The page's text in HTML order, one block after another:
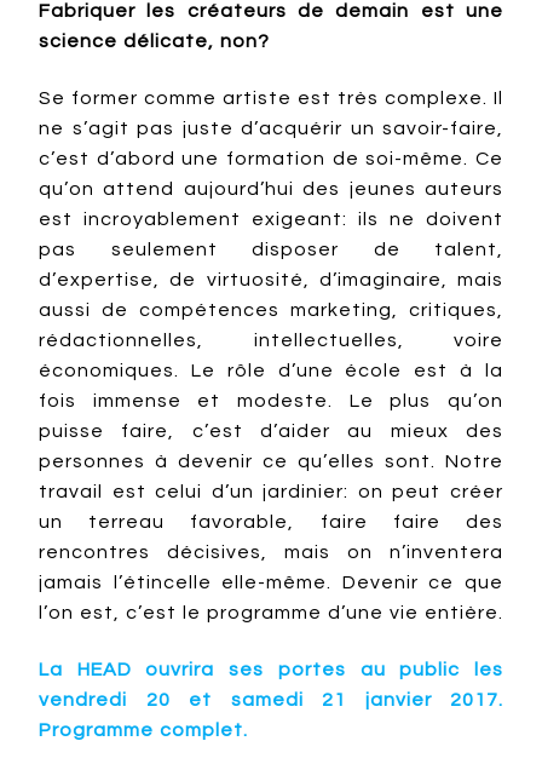
Fabriquer les créateurs de demain est une
science délicate, non?
Se former comme artiste est très complexe. Il
ne s’agit pas juste d’acquérir un savoir-faire,
c’est d’abord une formation de soi-même. Ce
qu’on attend aujourd’hui des jeunes auteurs
est incroyablement exigeant: ils ne doivent
pas seulement disposer de talent,
d’expertise, de virtuosité, d’imaginaire, mais
aussi de compétences marketing, critiques,
rédactionnelles, intellectuelles, voire
économiques. Le rôle d’une école est à la
fois immense et modeste. Le plus qu’on
puisse faire, c’est d’aider au mieux des
personnes à devenir ce qu’elles sont. Notre
travail est celui d’un jardinier: on peut créer
un terreau favorable, faire faire des
rencontres décisives, mais on n’inventera
jamais l’étincelle elle-même. Devenir ce que
l’on est, c’est le programme d’une vie entière.
La HEAD ouvrira ses portes au public les
vendredi 20 et samedi 21 janvier 2017.
Programme complet.